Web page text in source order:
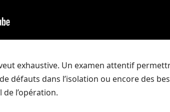
exhaustive. Un examen attentif
défauts dans l’isolation ou encore des
l’opération.